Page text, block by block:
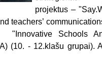
projektus –
teachers’
"Innovative Schools
(10. - 12.klašu grupai).